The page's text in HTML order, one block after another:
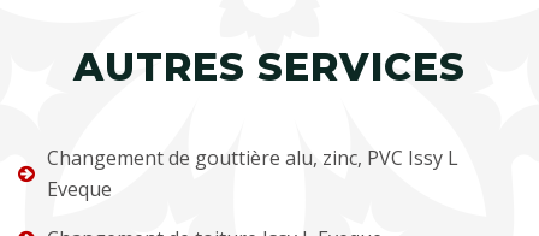
AUTRES SERVICES
Changement de gouttière alu, zinc, PVC Issy L
Eveque